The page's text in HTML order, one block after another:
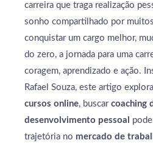
carreira que traga realização
sonho compartilhado por
conquistar um cargo melhor,
do zero, a jornada para uma
coragem, aprendizado e ação.
Rafael Souza, este artigo
cursos online, buscar coaching
desenvolvimento pessoal
trajetória no mercado de